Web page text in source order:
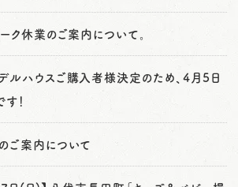
ク休業のご案内について。
ルハウスご購入者様決定のため、4月5日
！
ご案内について